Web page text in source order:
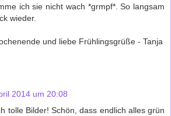
ich sie nicht wach *grmpf*. So langsam
wieder.
und liebe Frühlingsgrüße - Tanja
2014 um 20:08
tolle Bilder! Schön, dass endlich alles grün